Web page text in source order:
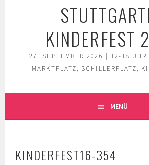
KINDERFEST
27. SEPTEMBER 2026 | 12-18 UHR
MARKTPLATZ, SCHILLERPLATZ,
MENÜ
KINDERFEST16-354